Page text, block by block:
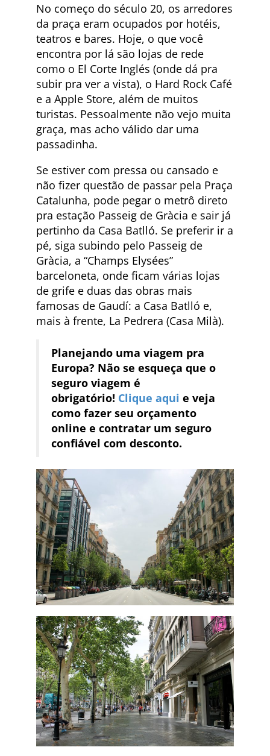
No começo do século 20, os arredores
da praça eram ocupados por hotéis,
teatros e bares. Hoje, o que você
encontra por lá são lojas de rede
como o El Corte Inglés (onde dá pra
subir pra ver a vista), o Hard Rock Café
e a Apple Store, além de muitos
turistas. Pessoalmente não vejo muita
graça, mas acho válido dar uma
passadinha.
Se estiver com pressa ou cansado e
não fizer questão de passar pela Praça
Catalunha, pode pegar o metrô direto
pra estação Passeig de Gràcia e sair já
pertinho da Casa Batlló. Se preferir ir a
pé, siga subindo pelo Passeig de
Gràcia, a “Champs Elysées”
barceloneta, onde ficam várias lojas
de grife e duas das obras mais
famosas de Gaudí: a Casa Batlló e,
mais à frente, La Pedrera (Casa Milà).
Planejando uma viagem pra
Europa? Não se esqueça que o
seguro viagem é
obrigatório! Clique aqui e veja
como fazer seu orçamento
online e contratar um seguro
confiável com desconto.